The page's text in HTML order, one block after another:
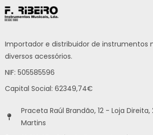
Importador e distribuidor de instrumentos
diversos acessórios.
NIF: 505585596
Capital Social: 62349,74€
Praceta Raúl Brandão, 12 - Loja
Martins